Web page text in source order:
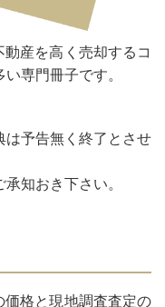
産を高く売却するコ
専門冊子です。
は予告無く終了とさせ
知おき下さい。
格と現地調査査定の